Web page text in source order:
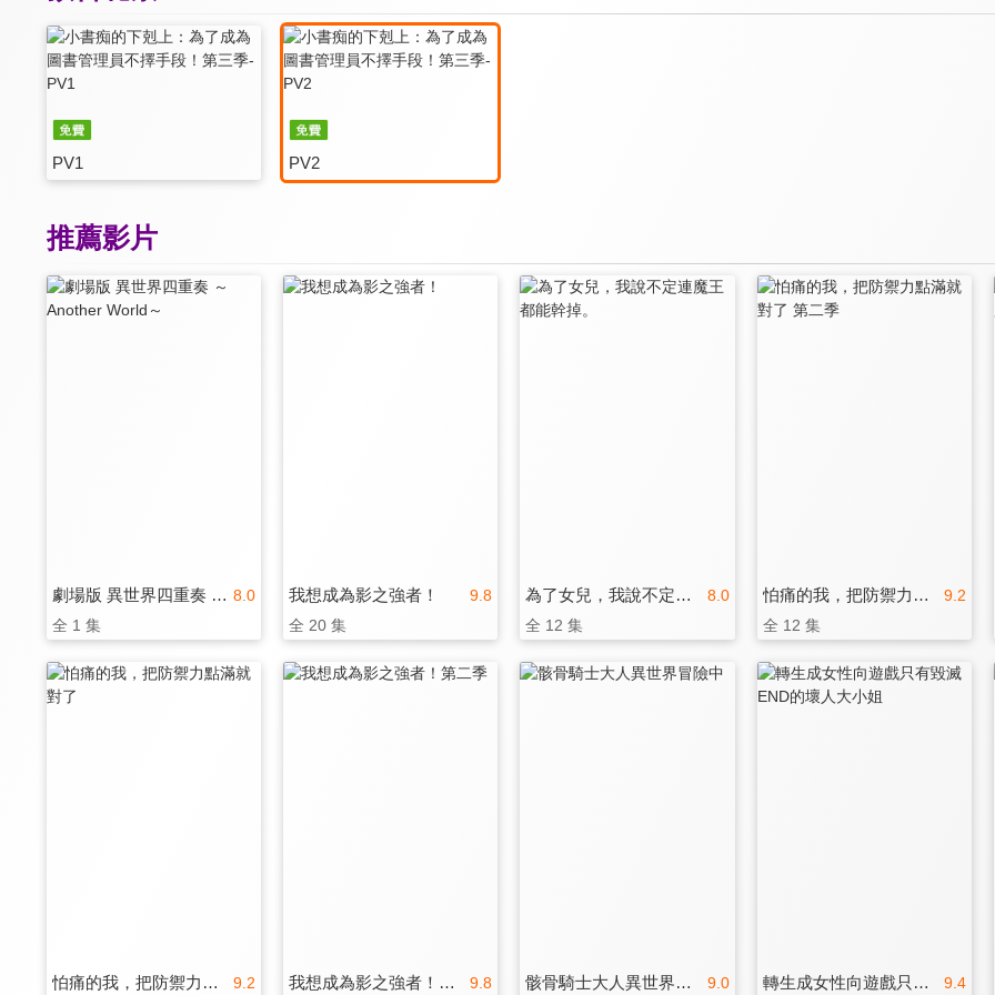
PV1 PV2
推薦影片
8.0
劇場版 異世界四重奏 ～Another World～
全 1 集
9.8
我想成為影之強者！
全 20 集
8.0
為了女兒，我說不定連魔王都能幹掉。
全 12 集
9.2
怕痛的我，把防禦力點滿就對了 第二季
全 12 集
9.2
怕痛的我，把防禦力點滿就對了 9.8
我想成為影之強者！第二季 9.0
骸骨騎士大人異世界冒險中 9.4
轉生成女性向遊戲只有毀滅END的壞人大小姐